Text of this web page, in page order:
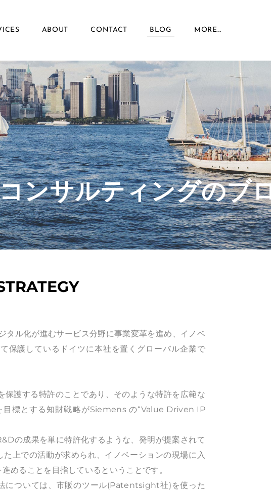
ABOUT CONTACT BLOG MORE...
ンサルティングのブ
ル化が進むサービス分野に事業変革を進め、イノベ
保護しているドイツに本社を置くグローバル企業で
護する特許のことであり、そのような特許を広範な
目標とする知財戦略がSiemens の“Value Driven IP
の成果を単に特許化するような、発明が提案されて
上での活動が求められ、イノベーションの現場に入
めることを目指しているということです。
については、市販のツール(Patentsight社)を使った